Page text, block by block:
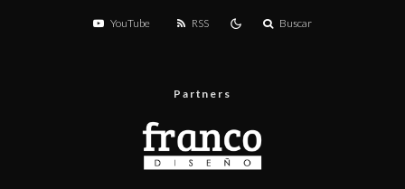
YouTube RSS Buscar
Partners